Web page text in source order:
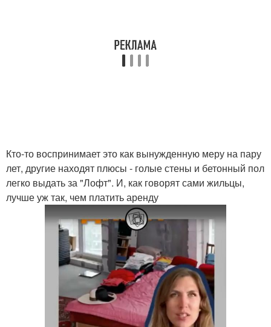
Кто-то воспринимает это как вынужденную меру на пару
лет, другие находят плюсы - голые стены и бетонный пол
легко выдать за "Лофт". И, как говорят сами жильцы,
лучше уж так, чем платить аренду